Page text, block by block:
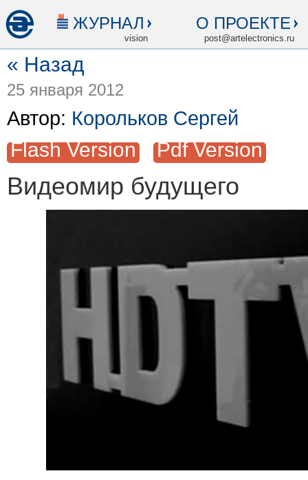
ЖУРНАЛ
vision
О ПРОЕКТЕ
post@artelectronics.ru
« Назад
25 января 2012
Автор: Корольков Сергей
Flash Version Pdf Version
Видеомир будущего